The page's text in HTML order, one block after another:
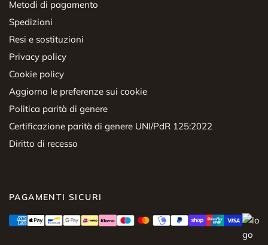
Metodi di pagamento
Spedizioni
Resi e sostituzioni
Privacy policy
Cookie policy
Aggiorna le preferenze sui cookie
Politica parità di genere
Certificazione parità di genere UNI/PdR 125:2022
Diritto di recesso
PAGAMENTI SICURI